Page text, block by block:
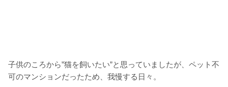
子供のころから”猫を飼いたい”と思っていましたが、ペット不
可のマンションだったため、我慢する日々。